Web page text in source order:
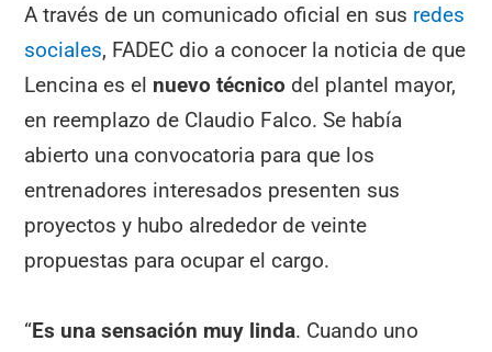
A través de un comunicado oficial en sus redes
sociales, FADEC dio a conocer la noticia de que
Lencina es el nuevo técnico del plantel mayor,
en reemplazo de Claudio Falco. Se había
abierto una convocatoria para que los
entrenadores interesados presenten sus
proyectos y hubo alrededor de veinte
propuestas para ocupar el cargo.
“Es una sensación muy linda. Cuando uno